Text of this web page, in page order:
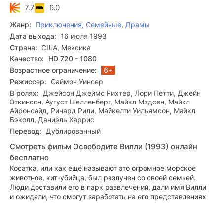
7.7 6.0
Жанр: Приключения, Семейные, Драмы
Дата выхода:
16 июля 1993
Страна: США, Мексика
Качество:
HD 720 - 1080
Возрастное ограничение:
6+
Режиссер: Саймон Уинсер
В ролях:
Джейсон Джеймс Рихтер, Лори Петти, Джейн
Эткинсон, Аугуст Шелленберг, Майкл Мэдсен, Майкл
Айронсайд, Ричард Рили, Майкелти Уильямсон, Майкл
Бэколл, Даниэль Харрис
Перевод:
Дублированный
Смотреть фильм Освободите Вилли (1993) онлайн
бесплатно
Косатка, или как ещё называют это огромное морское
животное, кит-убийца, был разлучен со своей семьей.
Люди доставили его в парк развлечений, дали имя Вилли
и ожидали, что смогут заработать на его представлениях